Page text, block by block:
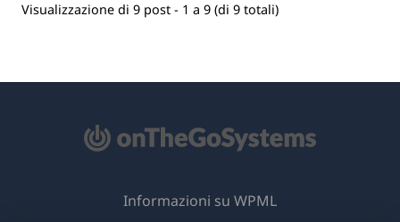
Visualizzazione di 9 post - 1 a 9 (di 9 totali)
Informazioni su WPML